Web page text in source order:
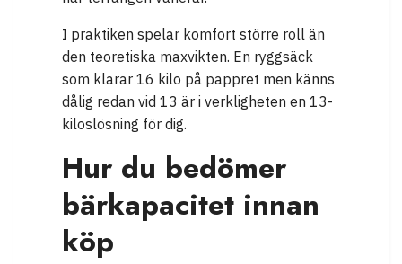
I praktiken spelar komfort större roll än
den teoretiska maxvikten. En ryggsäck
som klarar 16 kilo på pappret men känns
dålig redan vid 13 är i verkligheten en 13-
kiloslösning för dig.
Hur du bedömer
bärkapacitet innan
köp